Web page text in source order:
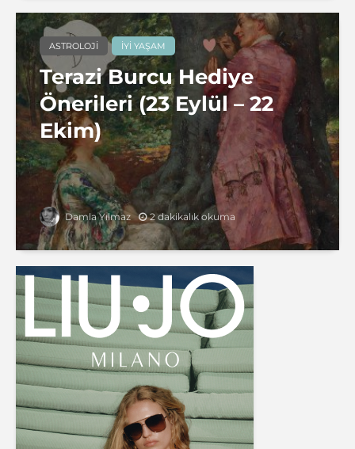
ASTROLOJI İYI YAŞAM
Terazi Burcu Hediye
Önerileri (23 Eylül – 22
Ekim)
Damla Yılmaz 2 dakikalık okuma